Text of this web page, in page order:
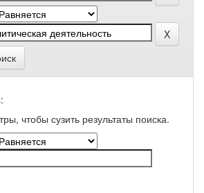
чтобы сузить результаты поиска.